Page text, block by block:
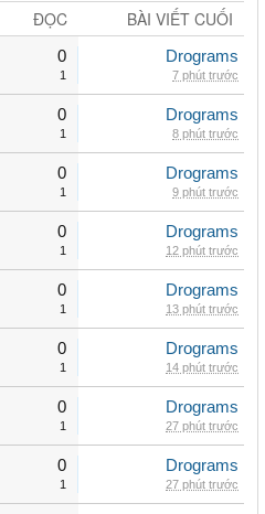
ĐỌC BÀI VIẾT CUỐI
0
1
Drograms
7 phút trước
0
1
Drograms
8 phút trước
0
1
Drograms
9 phút trước
0
1
Drograms
12 phút trước
0
1
Drograms
13 phút trước
0
1
Drograms
14 phút trước
0
1
Drograms
27 phút trước
0
1
Drograms
27 phút trước